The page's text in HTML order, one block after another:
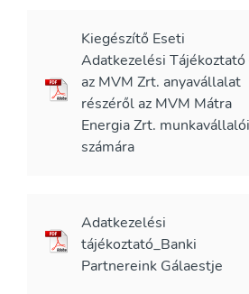
Kiegészítő Eseti
Adatkezelési Tájékoztató
az MVM Zrt. anyavállalat
részéről az MVM Mátra
Energia Zrt. munkavállalói
számára
Adatkezelési
tájékoztató_Banki
Partnereink Gálaestje